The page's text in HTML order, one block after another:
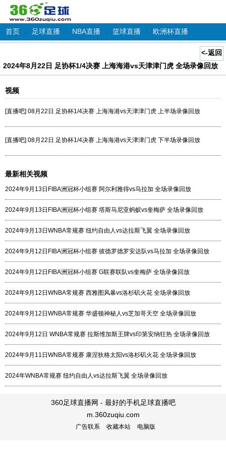
首页 足球直播 NBA直播 篮球直播 欧洲杯直播
<-返回
2024年8月22日 足协杯1/4决赛 上海海港vs天津津门虎 全场录像回放
视频
[直播吧] 08月22日 足协杯1/4决赛 上海海港vs天津津门虎 上半场录像回放
[直播吧] 08月22日 足协杯1/4决赛 上海海港vs天津津门虎 下半场录像回放
最新相关视频
2024年9月13日FIBA洲冠杯小组赛 阿尔利雅得vs马拉加 全场录像回放
2024年9月13日FIBA洲冠杯小组赛 塔斯马尼亚蚂蚁vs奎梅萨 全场录像回放
2024年9月13日WNBA常规赛 纽约自由人vs达拉斯飞翼 全场录像回放
2024年9月12日FIBA洲冠杯小组赛 彼德罗德罗安达队vs马拉加 全场录像回放
2024年9月12日FIBA洲冠杯小组赛 G联赛联队vs奎梅萨 全场录像回放
2024年9月12日WNBA常规赛 西雅图风暴vs洛杉矶火花 全场录像回放
2024年9月12日WNBA常规赛 华盛顿神秘人vs芝加哥天空 全场录像回放
2024年9月12日 WNBA常规赛 拉斯维加斯王牌vs印第安纳狂热 全场录像回放
2024年9月11日WNBA常规赛 康涅狄格太阳vs洛杉矶火花 全场录像回放
2024年WNBA常规赛 纽约自由人vs达拉斯飞翼 全场录像回放
360足球直播网 - 最好的手机足球直播吧
m.360zuqiu.com
广告联系 收藏本站 电脑版